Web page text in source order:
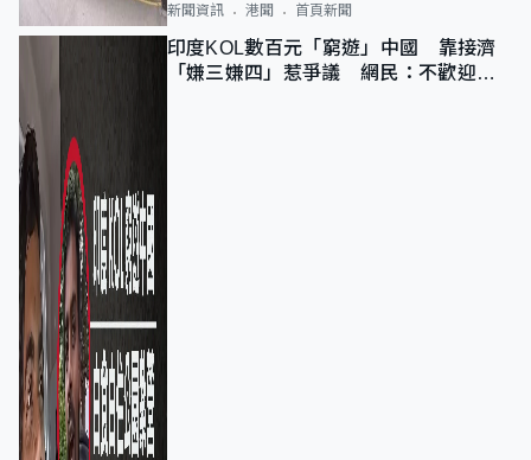
新聞資訊 港聞 首頁新聞
印度KOL數百元「窮遊」中國 靠接濟
「嫌三嫌四」惹爭議 網民：不歡迎劣